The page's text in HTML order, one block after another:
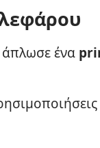
άπλωσε ένα